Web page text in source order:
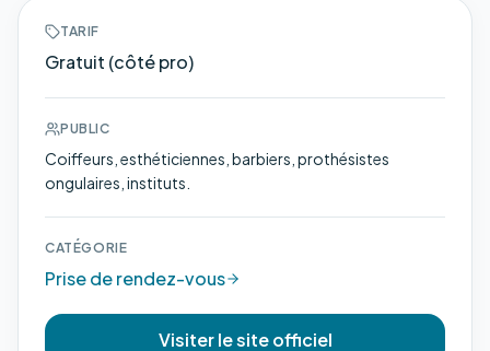
TARIF
Gratuit (côté pro)
PUBLIC
Coiffeurs, esthéticiennes, barbiers, prothésistes
ongulaires, instituts.
CATÉGORIE
Prise de rendez-vous
Visiter le site officiel